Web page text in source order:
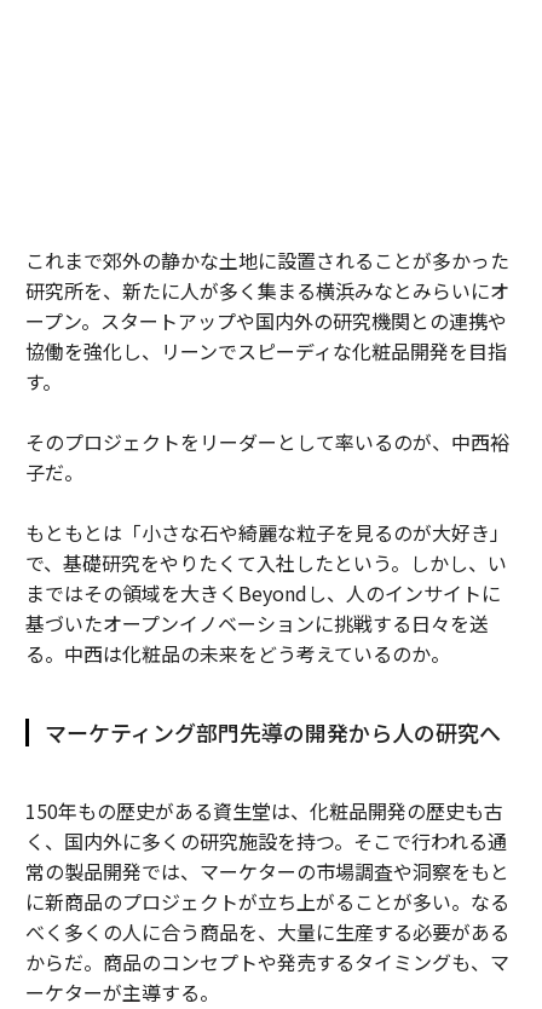
これまで郊外の静かな土地に設置されることが多かった
研究所を、新たに人が多く集まる横浜みなとみらいにオ
ープン。スタートアップや国内外の研究機関との連携や
協働を強化し、リーンでスピーディな化粧品開発を目指
す。
そのプロジェクトをリーダーとして率いるのが、中西裕
子だ。
もともとは「小さな石や綺麗な粒子を見るのが大好き」
で、基礎研究をやりたくて入社したという。しかし、い
まではその領域を大きくBeyondし、人のインサイトに
基づいたオープンイノベーションに挑戦する日々を送
る。中西は化粧品の未来をどう考えているのか。
マーケティング部門先導の開発から人の研究へ
150年もの歴史がある資生堂は、化粧品開発の歴史も古
く、国内外に多くの研究施設を持つ。そこで行われる通
常の製品開発では、マーケターの市場調査や洞察をもと
に新商品のプロジェクトが立ち上がることが多い。なる
べく多くの人に合う商品を、大量に生産する必要がある
からだ。商品のコンセプトや発売するタイミングも、マ
ーケターが主導する。